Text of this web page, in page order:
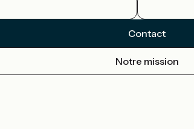
Contact
Notre mission